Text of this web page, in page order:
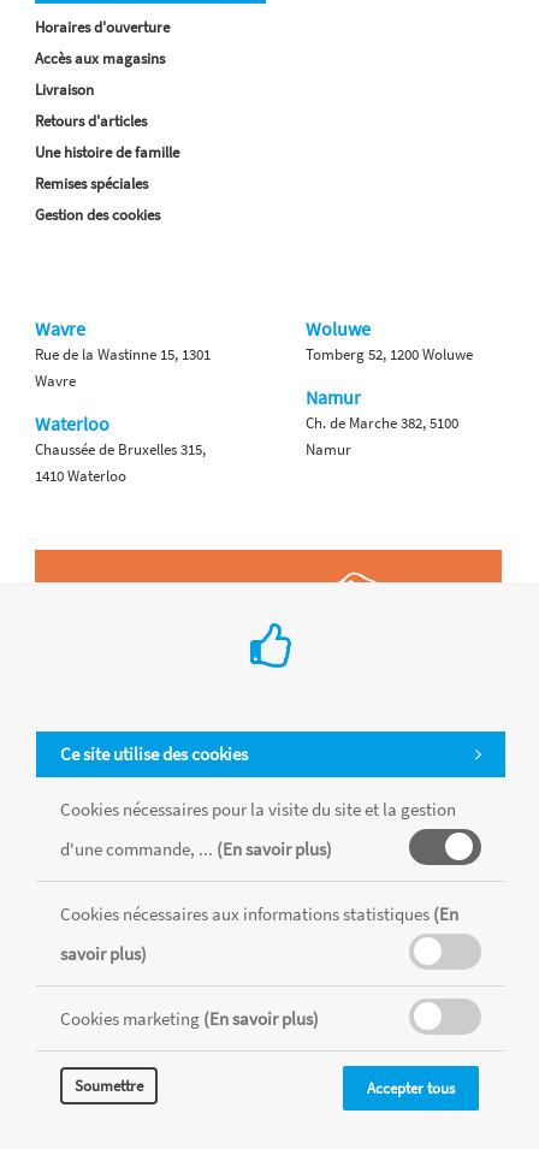
Ce site utilise des cookies
Cookies nécessaires pour la visite du site et la gestion
d'une commande, ... (En savoir plus)
Cookies nécessaires aux informations statistiques (En
savoir plus)
Cookies marketing (En savoir plus)
Soumettre Accepter tous
Horaires d'ouverture
Accès aux magasins
Livraison
Retours d'articles
Une histoire de famille
Remises spéciales
Gestion des cookies
Wavre
Rue de la Wastinne 15, 1301
Wavre
Waterloo
Chaussée de Bruxelles 315,
1410 Waterloo
Woluwe
Tomberg 52, 1200 Woluwe
Namur
Ch. de Marche 382, 5100
Namur
Tous les produits sont vendus dans la limite des stocks disponibles de